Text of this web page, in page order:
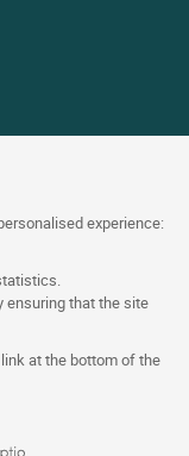
experience:
ensuring that the site
link at the bottom of the